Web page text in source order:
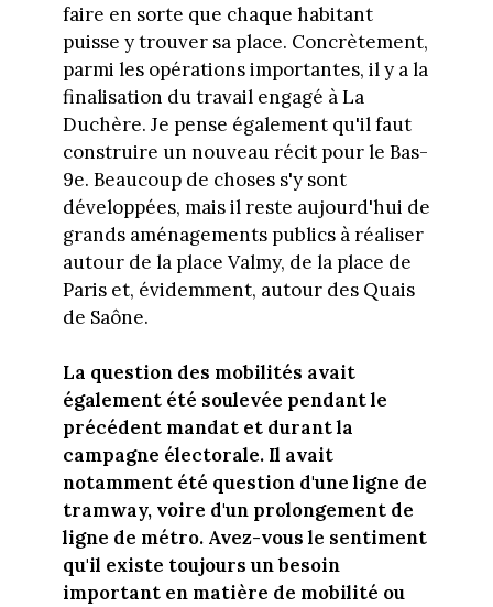
faire en sorte que chaque habitant
puisse y trouver sa place. Concrètement,
parmi les opérations importantes, il y a la
finalisation du travail engagé à La
Duchère. Je pense également qu'il faut
construire un nouveau récit pour le Bas-
9e. Beaucoup de choses s'y sont
développées, mais il reste aujourd'hui de
grands aménagements publics à réaliser
autour de la place Valmy, de la place de
Paris et, évidemment, autour des Quais
de Saône.
La question des mobilités avait
également été soulevée pendant le
précédent mandat et durant la
campagne électorale. Il avait
notamment été question d'une ligne de
tramway, voire d'un prolongement de
ligne de métro. Avez-vous le sentiment
qu'il existe toujours un besoin
important en matière de mobilité ou